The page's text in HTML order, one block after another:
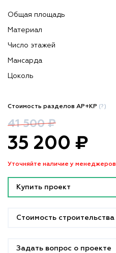
Общая площадь
Материал
Число этажей
Мансарда
Цоколь
Стоимость разделов АР+КР (?)
41 500 ₽
35 200 ₽
Уточняйте наличие у менеджеров
Купить проект
Стоимость строительства
Задать вопрос о проекте